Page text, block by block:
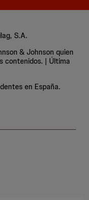
S.A.
& Johnson quien
contenidos. | Última
en España.